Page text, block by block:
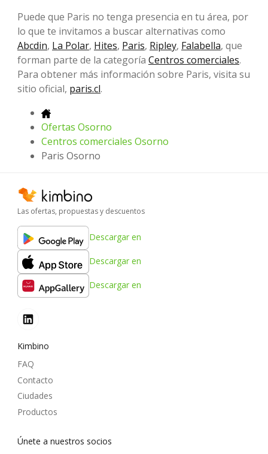
Puede que Paris no tenga presencia en tu área, por
lo que te invitamos a buscar alternativas como
Abcdin, La Polar, Hites, Paris, Ripley, Falabella, que
forman parte de la categoría Centros comerciales.
Para obtener más información sobre Paris, visita su
sitio oficial, paris.cl.
Ofertas Osorno
Centros comerciales Osorno
Paris Osorno
Las ofertas, propuestas y descuentos
Descargar en
Descargar en
Descargar en
Kimbino
FAQ
Contacto
Ciudades
Productos
Únete a nuestros socios